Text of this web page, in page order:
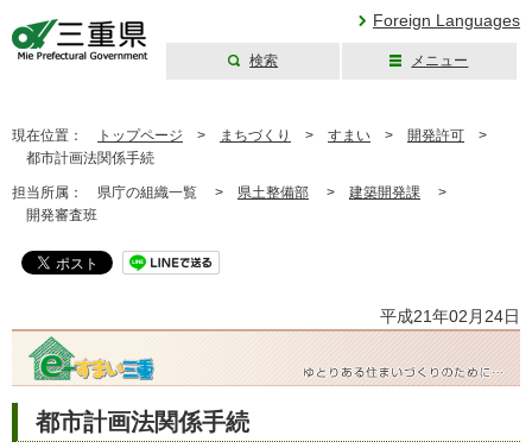
Foreign Languages
検索 メニュー
現在位置： トップページ > まちづくり > すまい > 開発許可 >
都市計画法関係手続
担当所属： 県庁の組織一覧 > 県土整備部 > 建築開発課 >
開発審査班
平成21年02月24日
都市計画法関係手続